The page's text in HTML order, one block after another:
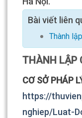
Bài viết liên
Thành
THÀNH LẬP
CƠ SỞ PHÁP
https://
nghiep/Luat-